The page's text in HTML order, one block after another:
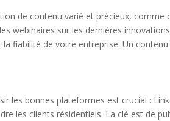
de contenu varié et précieux, comme
webinaires sur les dernières
fiabilité de votre entreprise. Un
les bonnes plateformes est crucial :
les clients résidentiels. La clé est de